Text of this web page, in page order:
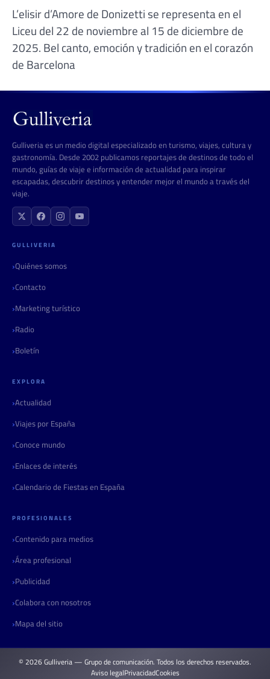
L’elisir d’Amore de Donizetti se representa en el
Liceu del 22 de noviembre al 15 de diciembre de
2025. Bel canto, emoción y tradición en el corazón
de Barcelona
Gulliveria es un medio digital especializado en turismo, viajes, cultura y
gastronomía. Desde 2002 publicamos reportajes de destinos de todo el
mundo, guías de viaje e información de actualidad para inspirar
escapadas, descubrir destinos y entender mejor el mundo a través del
viaje.
GULLIVERIA
Quiénes somos
Contacto
Marketing turístico
Radio
Boletín
EXPLORA
Actualidad
Viajes por España
Conoce mundo
Enlaces de interés
Calendario de Fiestas en España
PROFESIONALES
Contenido para medios
Área profesional
Publicidad
Colabora con nosotros
Mapa del sitio
© 2026 Gulliveria — Grupo de comunicación. Todos los derechos reservados.
Aviso legalPrivacidadCookies